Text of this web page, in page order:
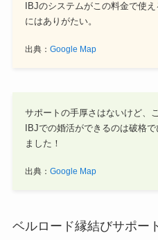
IBJのシステムがこの料金で使
にはありがたい。
出典： Google Map
サポートの手厚さはないけど、
IBJでの婚活ができるのは破格
ました！
出典： Google Map
ベルロード縁結びサポー